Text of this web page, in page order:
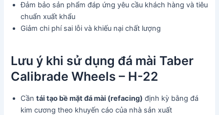
Đảm bảo sản phẩm đáp ứng yêu cầu khách hàng và tiêu
chuẩn xuất khẩu
Giảm chi phí sai lỗi và khiếu nại chất lượng
Lưu ý khi sử dụng đá mài Taber
Calibrade Wheels – H-22
Cầntái tạo bề mặt đá mài (refacing) định kỳ bằng đá
kim cương theo khuyến cáo của nhà sản xuất